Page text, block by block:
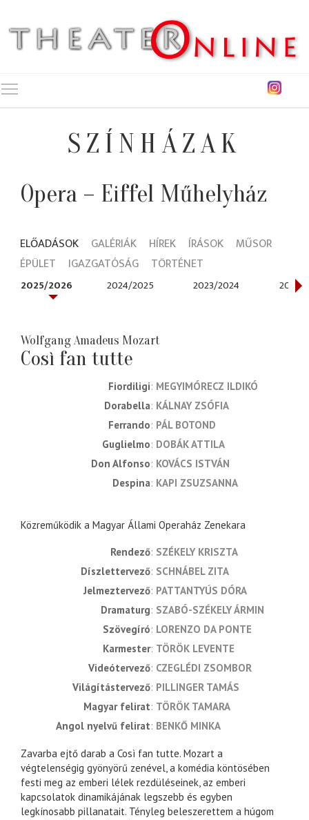
SZÍNHÁZAK
Opera – Eiffel Műhelyház
ELŐADÁSOK GALÉRIÁK HÍREK ÍRÁSOK
MŰSOR
ÉPÜLET
IGAZGATÓSÁG TÖRTÉNET
2025/2026 2024/2025 2023/2024 2021/
Wolfgang Amadeus Mozart
Così fan tutte
Fiordiligi MEGYIMÓRECZ ILDIKÓ
Dorabella KÁLNAY ZSÓFIA
Ferrando PÁL BOTOND
Guglielmo DOBÁK ATTILA
Don Alfonso KOVÁCS ISTVÁN
Despina KAPI ZSUZSANNA
Közreműködik a Magyar Állami Operaház Zenekara
rendező SZÉKELY KRISZTA
díszlettervező SCHNÁBEL ZITA
jelmeztervező PATTANTYÚS DÓRA
dramaturg SZABÓ-SZÉKELY ÁRMIN
szövegíró LORENZO DA PONTE
karmester TÖRÖK LEVENTE
videótervező CZEGLÉDI ZSOMBOR
világítástervező PILLINGER TAMÁS
magyar felirat TÖRÖK TAMARA
angol nyelvű felirat BENKŐ MINKA
Zavarba ejtő darab a Così fan tutte. Mozart a
végtelenségig gyönyörű zenével, a komédia köntösében
festi meg az emberi lélek rezdüléseinek, az emberi
kapcsolatok dinamikájának legszebb és egyben
legkínosabb pillanatait. Tényleg beleszerettem a húgom